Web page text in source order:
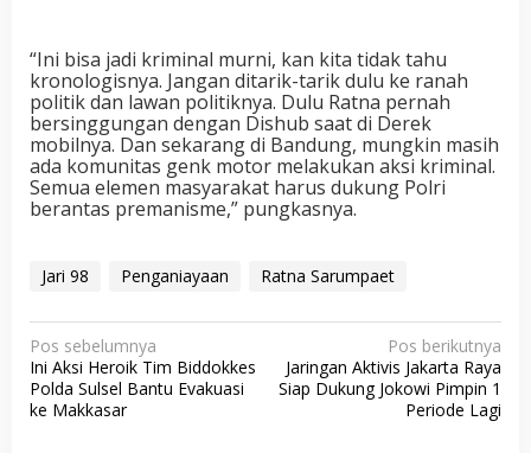
“Ini bisa jadi kriminal murni, kan kita tidak tahu
kronologisnya. Jangan ditarik-tarik dulu ke ranah
politik dan lawan politiknya. Dulu Ratna pernah
bersinggungan dengan Dishub saat di Derek
mobilnya. Dan sekarang di Bandung, mungkin masih
ada komunitas genk motor melakukan aksi kriminal.
Semua elemen masyarakat harus dukung Polri
berantas premanisme,” pungkasnya.
Jari 98 Penganiayaan Ratna Sarumpaet
N
a
v
Pos sebelumnya
Ini Aksi Heroik Tim Biddokkes
Polda Sulsel Bantu Evakuasi
ke Makkasar
Pos berikutnya
Jaringan Aktivis Jakarta Raya
Siap Dukung Jokowi Pimpin 1
Periode Lagi